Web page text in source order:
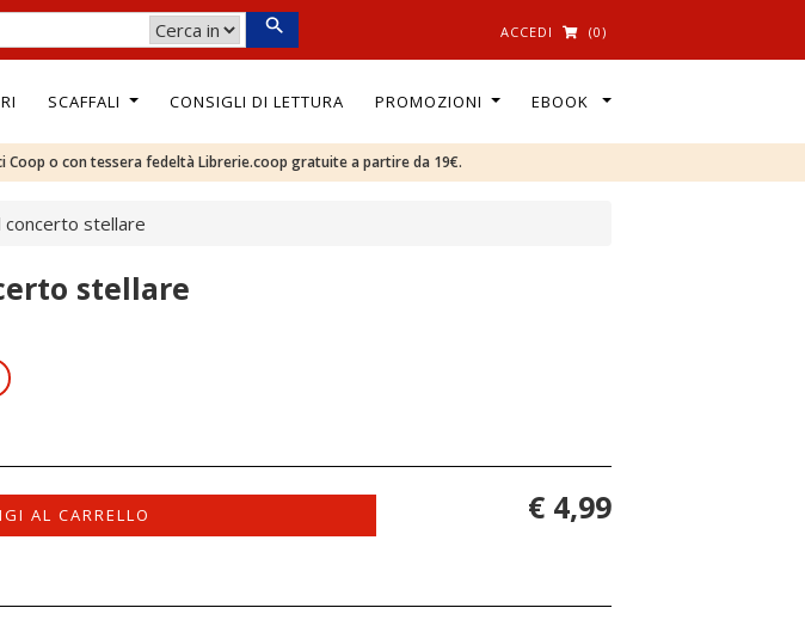
ACCEDI (0)
SCAFFALI CONSIGLI DI LETTURA PROMOZIONI EBOOK
o con tessera fedeltà Librerie.coop gratuite a partire da 19€.
concerto stellare
stellare
AL CARRELLO € 4,99